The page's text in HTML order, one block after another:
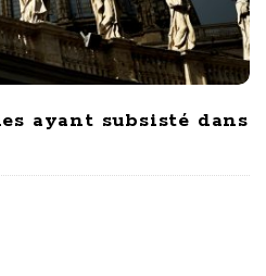
ayant subsisté dans